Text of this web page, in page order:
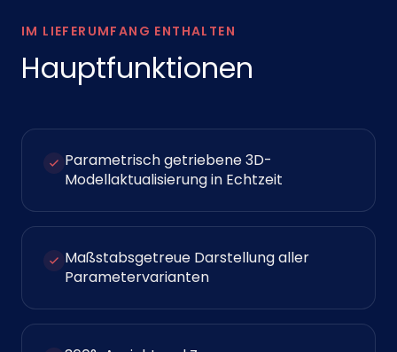
IM LIEFERUMFANG ENTHALTEN
Hauptfunktionen
Parametrisch getriebene 3D-
Modellaktualisierung in Echtzeit
Maßstabsgetreue Darstellung aller
Parametervarianten